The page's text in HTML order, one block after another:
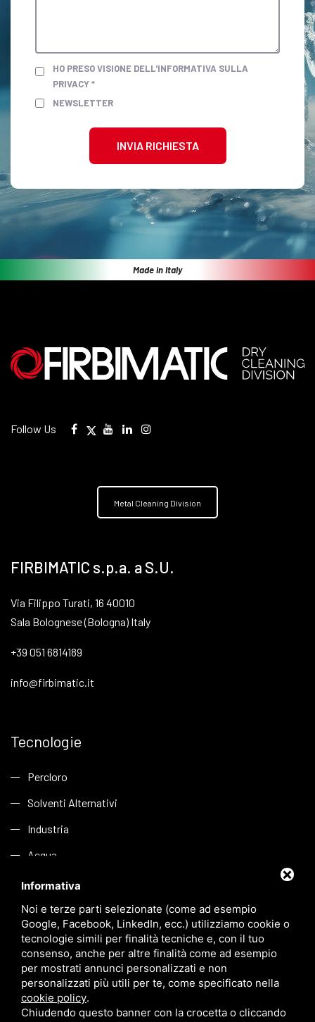
HO PRESO VISIONE DELL'INFORMATIVA SULLA
PRIVACY *
NEWSLETTER
INVIA RICHIESTA
Made in Italy
Follow Us
Metal Cleaning Division
FIRBIMATIC s.p.a. a S.U.
Via Filippo Turati, 16 40010
Sala Bolognese (Bologna) Italy
+39 051 6814189
info@firbimatic.it
Tecnologie
Percloro
Solventi Alternativi
Industria
Acqua
Link
Azienda
Applicazioni
Sostenibilità
Informativa
Noi e terze parti selezionate (come ad esempio
Google, Facebook, LinkedIn, ecc.) utilizziamo cookie o
tecnologie simili per finalità tecniche e, con il tuo
consenso, anche per altre finalità come ad esempio
per mostrati annunci personalizzati e non
personalizzati più utili per te, come specificato nella
cookie policy.
Chiudendo questo banner con la crocetta o cliccando